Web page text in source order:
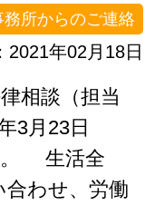
務所からのご連絡
2021年02月18日
相談（担当
3月23日
。 生活全
わせ、労働